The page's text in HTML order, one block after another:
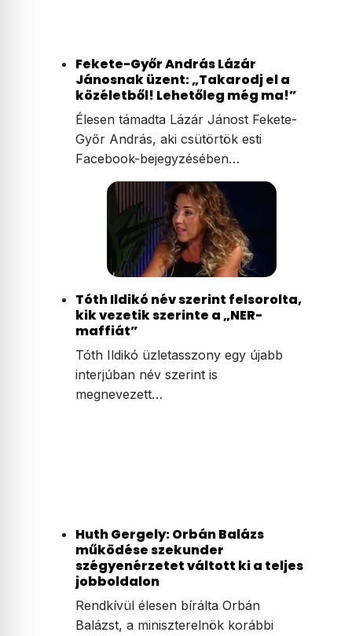
Fekete-Győr András Lázár
Jánosnak üzent: „Takarodj el a
közéletből! Lehetőleg még ma!”
Élesen támadta Lázár Jánost Fekete-
Győr András, aki csütörtök esti
Facebook-bejegyzésében…
Tóth Ildikó név szerint felsorolta,
kik vezetik szerinte a „NER-
maffiát”
Tóth Ildikó üzletasszony egy újabb
interjúban név szerint is
megnevezett…
Huth Gergely: Orbán Balázs
működése szekunder
szégyenérzetet váltott ki a teljes
jobboldalon
Rendkívül élesen bírálta Orbán
Balázst, a miniszterelnök korábbi